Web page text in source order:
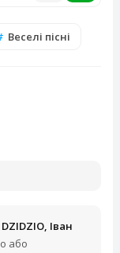
Веселі пісні
DZIDZIO, Іван
або